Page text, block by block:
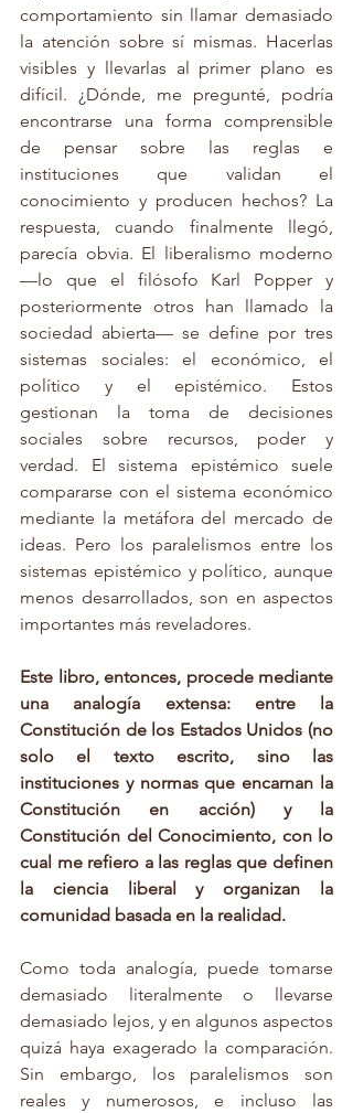
comportamiento sin llamar demasiado
la atención sobre sí mismas. Hacerlas
visibles y llevarlas al primer plano es
difícil. ¿Dónde, me pregunté, podría
encontrarse una forma comprensible
de pensar sobre las reglas e
instituciones que validan el
conocimiento y producen hechos? La
respuesta, cuando finalmente llegó,
parecía obvia. El liberalismo moderno
—lo que el filósofo Karl Popper y
posteriormente otros han llamado la
sociedad abierta— se define por tres
sistemas sociales: el económico, el
político y el epistémico. Estos
gestionan la toma de decisiones
sociales sobre recursos, poder y
verdad. El sistema epistémico suele
compararse con el sistema económico
mediante la metáfora del mercado de
ideas. Pero los paralelismos entre los
sistemas epistémico y político, aunque
menos desarrollados, son en aspectos
importantes más reveladores.
Este libro, entonces, procede mediante
una analogía extensa: entre la
Constitución de los Estados Unidos (no
solo el texto escrito, sino las
instituciones y normas que encarnan la
Constitución en acción) y la
Constitución del Conocimiento, con lo
cual me refiero a las reglas que definen
la ciencia liberal y organizan la
comunidad basada en la realidad.
Como toda analogía, puede tomarse
demasiado literalmente o llevarse
demasiado lejos, y en algunos aspectos
quizá haya exagerado la comparación.
Sin embargo, los paralelismos son
reales y numerosos, e incluso las